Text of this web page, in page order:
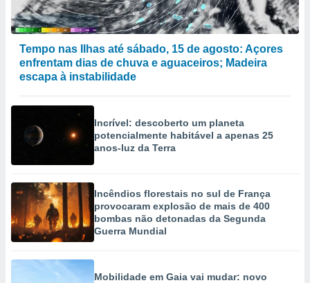
Tempo nas Ilhas até sábado, 15 de agosto: Açores
enfrentam dias de chuva e aguaceiros; Madeira
escapa à instabilidade
Incrível: descoberto um planeta
potencialmente habitável a apenas 25
anos-luz da Terra
Incêndios florestais no sul de França
provocaram explosão de mais de 400
bombas não detonadas da Segunda
Guerra Mundial
Mobilidade em Gaia vai mudar: novo